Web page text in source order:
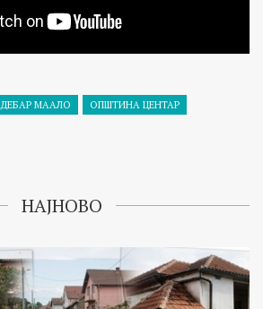
ДЕБАР МААЛО ОПШТИНА ЦЕНТАР
НАЈНОВО